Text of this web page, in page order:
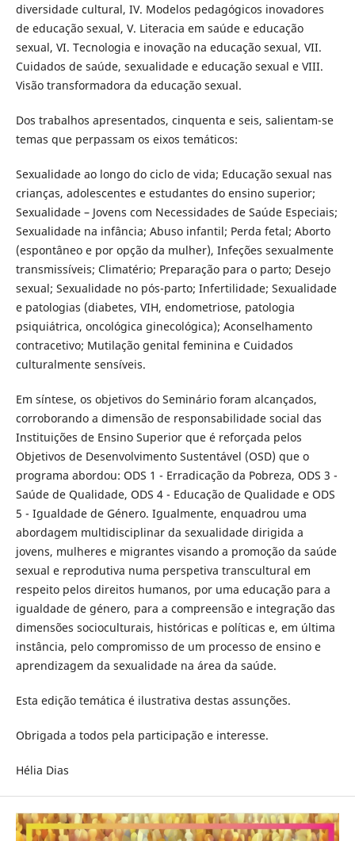
diversidade cultural, IV. Modelos pedagógicos inovadores
de educação sexual, V. Literacia em saúde e educação
sexual, VI. Tecnologia e inovação na educação sexual, VII.
Cuidados de saúde, sexualidade e educação sexual e VIII.
Visão transformadora da educação sexual.
Dos trabalhos apresentados, cinquenta e seis, salientam-se
temas que perpassam os eixos temáticos:
Sexualidade ao longo do ciclo de vida; Educação sexual nas
crianças, adolescentes e estudantes do ensino superior;
Sexualidade – Jovens com Necessidades de Saúde Especiais;
Sexualidade na infância; Abuso infantil; Perda fetal; Aborto
(espontâneo e por opção da mulher), Infeções sexualmente
transmissíveis; Climatério; Preparação para o parto; Desejo
sexual; Sexualidade no pós-parto; Infertilidade; Sexualidade
e patologias (diabetes, VIH, endometriose, patologia
psiquiátrica, oncológica ginecológica); Aconselhamento
contracetivo; Mutilação genital feminina e Cuidados
culturalmente sensíveis.
Em síntese, os objetivos do Seminário foram alcançados,
corroborando a dimensão de responsabilidade social das
Instituições de Ensino Superior que é reforçada pelos
Objetivos de Desenvolvimento Sustentável (OSD) que o
programa abordou: ODS 1 - Erradicação da Pobreza, ODS 3 -
Saúde de Qualidade, ODS 4 - Educação de Qualidade e ODS
5 - Igualdade de Género. Igualmente, enquadrou uma
abordagem multidisciplinar da sexualidade dirigida a
jovens, mulheres e migrantes visando a promoção da saúde
sexual e reprodutiva numa perspetiva transcultural em
respeito pelos direitos humanos, por uma educação para a
igualdade de género, para a compreensão e integração das
dimensões socioculturais, históricas e políticas e, em última
instância, pelo compromisso de um processo de ensino e
aprendizagem da sexualidade na área da saúde.
Esta edição temática é ilustrativa destas assunções.
Obrigada a todos pela participação e interesse.
Hélia Dias